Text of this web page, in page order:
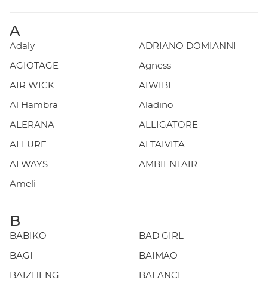
A
Adaly
ADRIANO DOMIANNI
AGIOTAGE
Agness
AIR WICK
AIWIBI
Al Hambra
Aladino
ALERANA
ALLIGATORE
ALLURE
ALTAIVITA
ALWAYS
AMBIENTAIR
Ameli
B
BABIKO
BAD GIRL
BAGI
BAIMAO
BAIZHENG
BALANCE